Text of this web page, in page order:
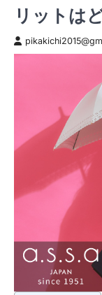
リットは